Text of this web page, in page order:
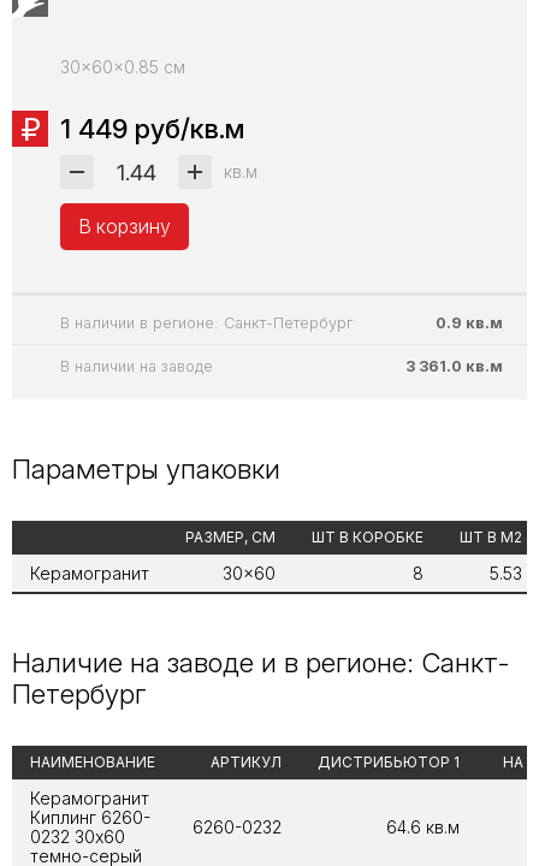
30x60x0.85 см
1 449 руб/кв.м
кв.м
В корзину
В наличии в регионе: Санкт-Петербург 0.9 кв.м
В наличии на заводе 3 361.0 кв.м
Параметры упаковки
РАЗМЕР, СМ ШТ В КОРОБКЕ ШТ В М2
Керамогранит 30x60 8 5.53
Наличие на заводе и в регионе: Санкт-
Петербург
НАИМЕНОВАНИЕ АРТИКУЛ ДИСТРИБЬЮТОР 1 НА
Керамогранит
Киплинг 6260-
0232 30х60
темно-серый
6260-0232 64.6 кв.м